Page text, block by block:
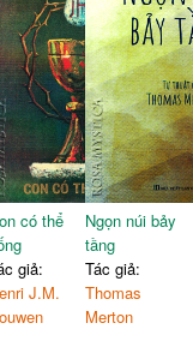
có thể
giả:
J.M.
Ngọn núi bảy
tầng
Tác giả:
Thomas
Merton